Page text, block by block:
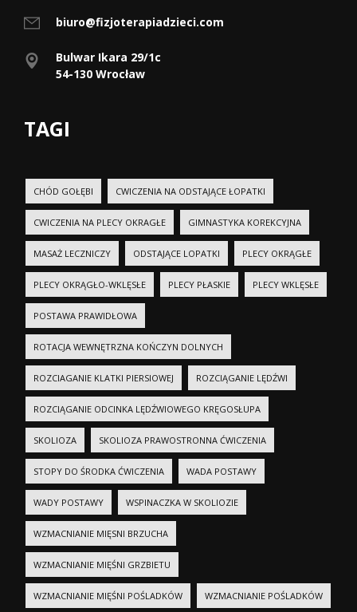
biuro@fizjoterapiadzieci.com
Bulwar Ikara 29/1c
54-130 Wrocław
TAGI
CHÓD GOŁĘBI CWICZENIA NA ODSTAJĄCE ŁOPATKI
CWICZENIA NA PLECY OKRAGŁE GIMNASTYKA KOREKCYJNA
MASAŻ LECZNICZY ODSTAJĄCE LOPATKI PLECY OKRĄGŁE
PLECY OKRĄGŁO-WKLĘSŁE PLECY PŁASKIE PLECY WKLĘSŁE
POSTAWA PRAWIDŁOWA
ROTACJA WEWNĘTRZNA KOŃCZYN DOLNYCH
ROZCIAGANIE KLATKI PIERSIOWEJ ROZCIĄGANIE LĘDŹWI
ROZCIĄGANIE ODCINKA LĘDŹWIOWEGO KRĘGOSŁUPA
SKOLIOZA SKOLIOZA PRAWOSTRONNA ĆWICZENIA
STOPY DO ŚRODKA ĆWICZENIA WADA POSTAWY
WADY POSTAWY WSPINACZKA W SKOLIOZIE
WZMACNIANIE MIĘSNI BRZUCHA
WZMACNIANIE MIĘŚNI GRZBIETU
WZMACNIANIE MIĘŚNI POŚLADKÓW WZMACNIANIE POŚLADKÓW